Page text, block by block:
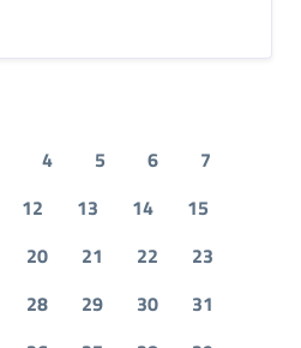
4 5 6
7
12 13 14
15
20 21 22
23
28 29 30
31